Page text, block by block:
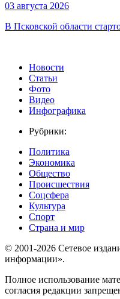
03 августа 2026
В Псковской области
Новости
Статьи
Фото
Видео
Инфографика
Рубрики:
Политика
Экономика
Общество
Происшествия
Соцсфера
Культура
Спорт
Страна и мир
© 2001-2026 Сетевое
информации».
Полное использование
согласия редакции